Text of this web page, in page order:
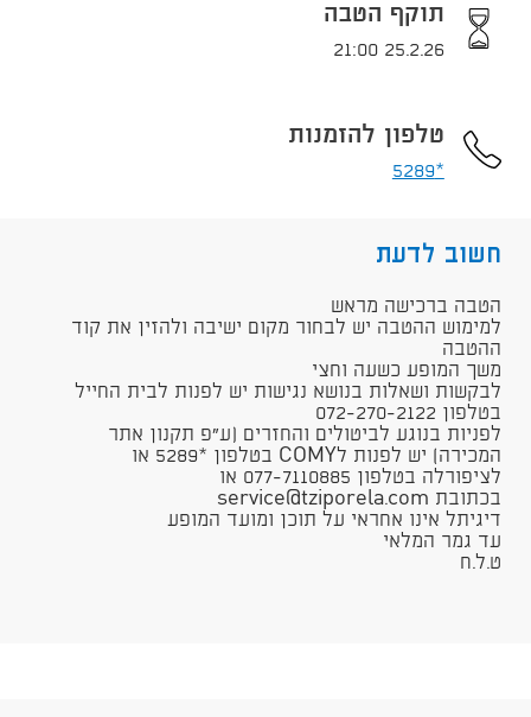
תוקף הטבה
25.2.26 21:00
טלפון להזמנות
*5289
חשוב לדעת
​הטבה ברכישה מראש
למימוש ההטבה יש לבחור מקום ישיבה ולהזין את קוד
ההטבה
משך המופע כשעה וחצי
לבקשות ושאלות בנושא נגישות יש לפנות לבית החייל
בטלפון 072-270-2122​
​​לפניות בנוגע לביטולים והחזרים (ע"פ תקנון אתר
המכירה) יש לפנות לCOMY בטלפון *5289 או
לציפורלה בטלפון 077-7110885 או
בכתובת service@tziporela.com
דיגיתל אי​נו אחראי על תוכן ומועד המופע​​​​​
​עד גמר המלאי
ט.ל.ח​​